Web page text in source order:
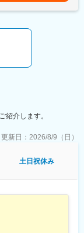
制への拡充を予定し
関節を提供してい
を融合させた開発
本の臨床現場に最
紹介します。
更新日： 2026/8/9（日）
土日祝休み